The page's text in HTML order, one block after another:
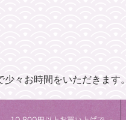
少々お時間をいただきます。